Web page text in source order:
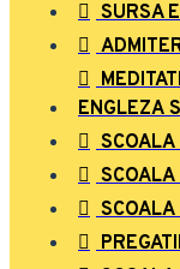
SURSA
ENGLEZA
SCOALA
SCOALA